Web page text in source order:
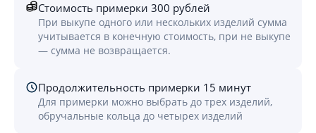
Стоимость примерки 300 рублей
При выкупе одного или нескольких изделий сумма
учитывается в конечную стоимость, при не выкупе
— сумма не возвращается.
Продолжительность примерки 15 минут
Для примерки можно выбрать до трех изделий,
обручальные кольца до четырех изделий